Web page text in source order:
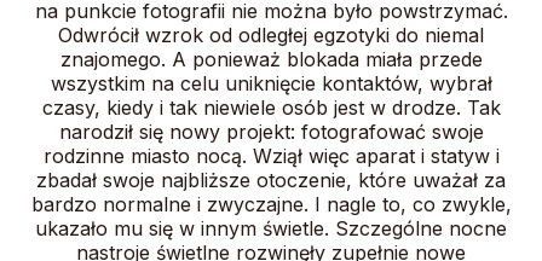
na punkcie fotografii nie można było powstrzymać.
Odwrócił wzrok od odległej egzotyki do niemal
znajomego. A ponieważ blokada miała przede
wszystkim na celu uniknięcie kontaktów, wybrał
czasy, kiedy i tak niewiele osób jest w drodze. Tak
narodził się nowy projekt: fotografować swoje
rodzinne miasto nocą. Wziął więc aparat i statyw i
zbadał swoje najbliższe otoczenie, które uważał za
bardzo normalne i zwyczajne. I nagle to, co zwykle,
ukazało mu się w innym świetle. Szczególne nocne
nastroje świetlne rozwinęły zupełnie nowe